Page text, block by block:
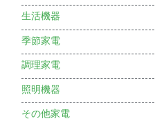
生活機器
季節家電
調理家電
照明機器
その他家電